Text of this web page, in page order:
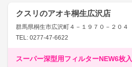
クスリのアオキ桐生広沢店
群馬県桐生市広沢町４－１９７０－２０４
TEL: 0277-47-6622
スーパー深型用フィルターNEW6枚入